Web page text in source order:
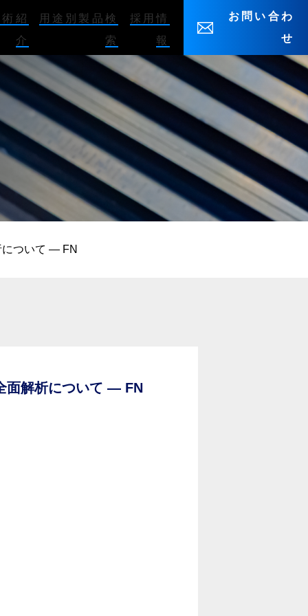
紹
介
用途別製品検
索
採用情
報
お問い合わ
せ
について — FN
面解析について — FN